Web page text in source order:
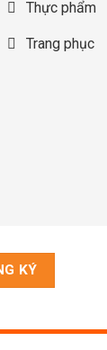
Thực phẩm
Trang phục